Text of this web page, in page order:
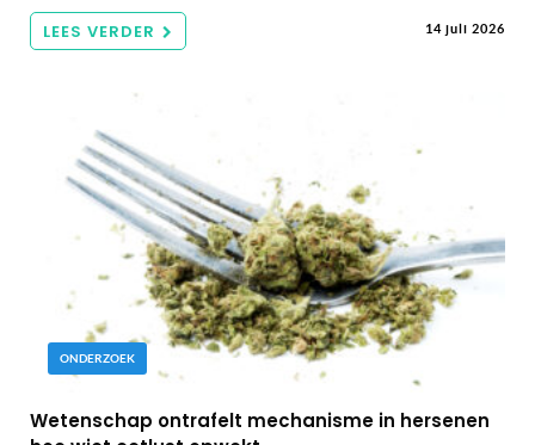
LEES VERDER 14 juli 2026
ONDERZOEK
Wetenschap ontrafelt mechanisme in hersenen